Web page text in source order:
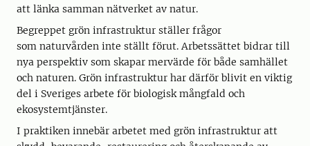
att länka samman nätverket av natur.
Begreppet grön infrastruktur ställer frågor
som naturvården inte ställt förut. Arbetssättet bidrar till
nya perspektiv som skapar mervärde för både samhället
och naturen. Grön infrastruktur har därför blivit en viktig
del i Sveriges arbete för biologisk mångfald och
ekosystemtjänster.
I praktiken innebär arbetet med grön infrastruktur att